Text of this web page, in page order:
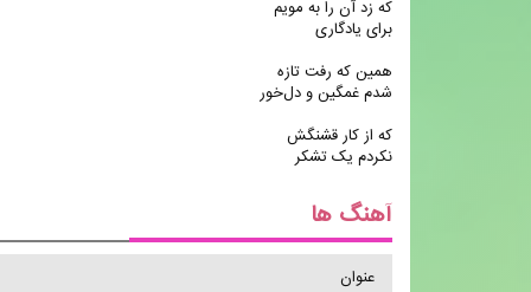
که زد آن را به مویم
برای یادگاری
همین که رفت تازه
شدم غمگین و دل‌خور
که از کار قشنگش
نکردم یک تشکر
آهنگ ها
عنوان